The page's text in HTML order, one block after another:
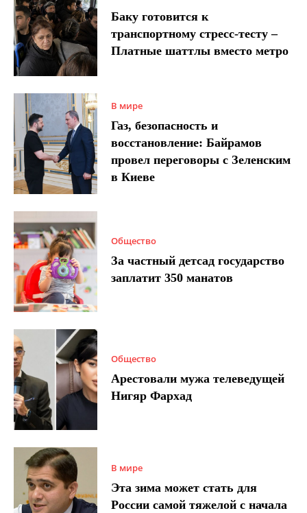
Баку готовится к
транспортному стресс-тесту –
Платные шаттлы вместо метро
В мире
Газ, безопасность и
восстановление: Байрамов
провел переговоры с Зеленским
в Киеве
Общество
За частный детсад государство
заплатит 350 манатов
Общество
Арестовали мужа телеведущей
Нигяр Фархад
В мире
Эта зима может стать для
России самой тяжелой с начала